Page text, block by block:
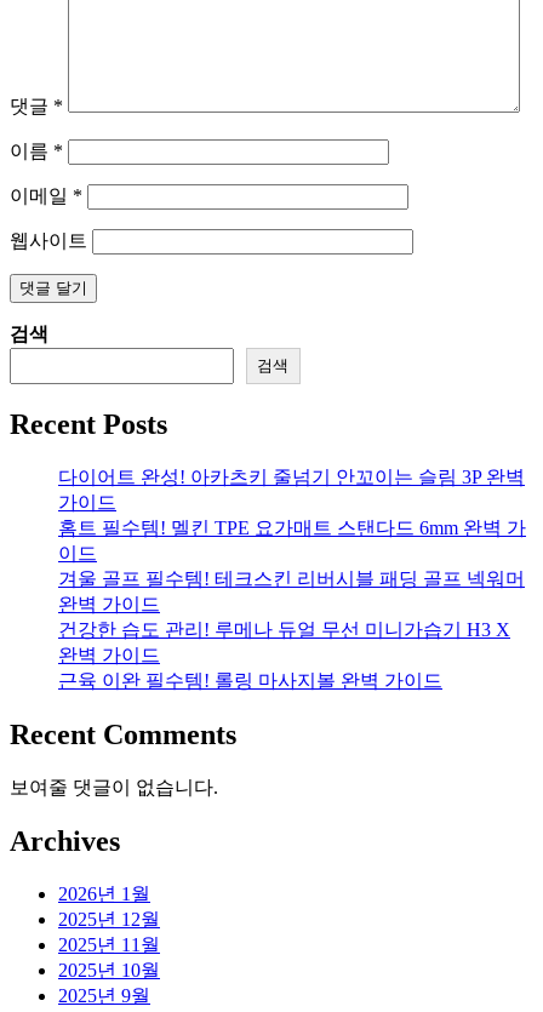
댓글 *
이름 *
이메일 *
웹사이트
검색
검색
Recent Posts
다이어트 완성! 아카츠키 줄넘기 안꼬이는 슬림 3P 완벽
가이드
홈트 필수템! 멜킨 TPE 요가매트 스탠다드 6mm 완벽 가
이드
겨울 골프 필수템! 테크스킨 리버시블 패딩 골프 넥워머
완벽 가이드
건강한 습도 관리! 루메나 듀얼 무선 미니가습기 H3 X
완벽 가이드
근육 이완 필수템! 롤링 마사지볼 완벽 가이드
Recent Comments
보여줄 댓글이 없습니다.
Archives
2026년 1월
2025년 12월
2025년 11월
2025년 10월
2025년 9월